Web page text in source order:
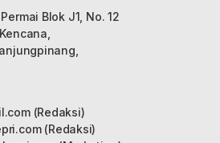
Blok J1, No. 12
(Redaksi)
(Redaksi)